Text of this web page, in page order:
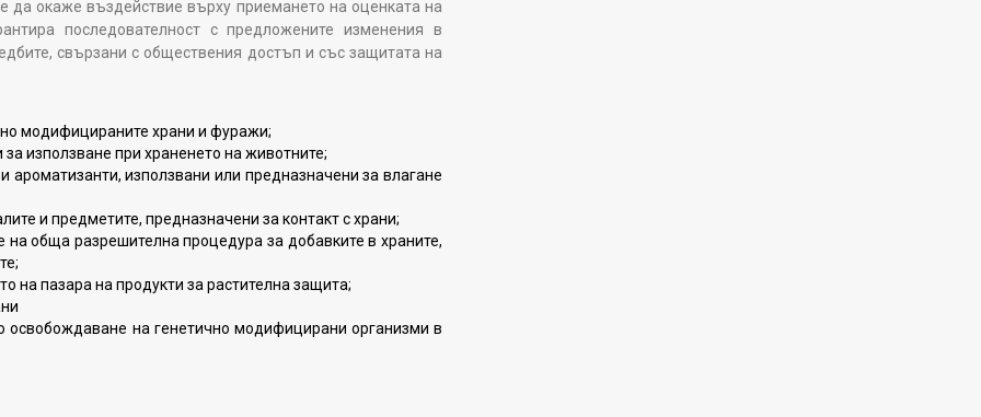
окаже въздействие върху приемането на оценката на
последователност с предложените изменения в
свързани с обществения достъп и със защитата на
модифицираните храни и фуражи;
използване при храненето на животните;
използвани или предназначени за влагане
и предметите, предназначени за контакт с храни;
обща разрешителна процедура за добавките в храните,
на пазара на продукти за растителна защита;
освобождаване на генетично модифицирани организми в